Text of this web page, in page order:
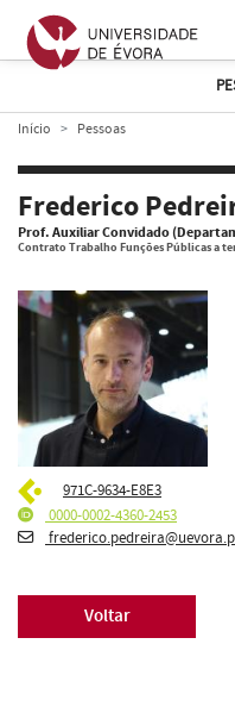
Início Pessoas
Frederico
Prof. Auxiliar Convidado
Contrato Trabalho Funções Públicas a
971C-9634-E8E3
0000-0002-4360-2453
Voltar